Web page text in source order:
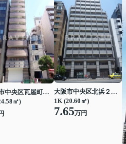
大阪市中央区瓦屋町３丁目
㎡)
大阪市中央区北浜２丁目
1K (20.60㎡)
7.65万円